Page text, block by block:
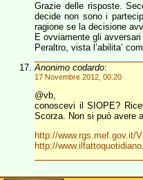
Grazie delle risposte.
decide non sono i
ragione se la decisione
E ovviamente gli
Peraltro, vista l’abilita’
Anonimo codardo:
17 Novembre 2012, 00:20
@vb,
conoscevi il SIOPE?
Scorza. Non si può avere
http://www.rgs.mef.gov.it/
http://